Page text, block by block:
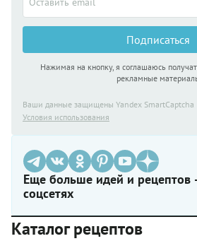
Подписаться
Нажимая на кнопку, я соглашаюсь
рекламные
Ваши данные защищены Yandex SmartCaptcha
Условия использования
Еще больше идей и
соцсетях
Каталог рецептов